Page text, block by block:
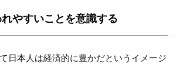
やすいことを意識する
日本人は経済的に豊かだというイメージ